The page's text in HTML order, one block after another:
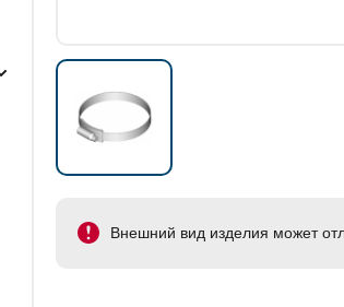
Внешний вид изделия может